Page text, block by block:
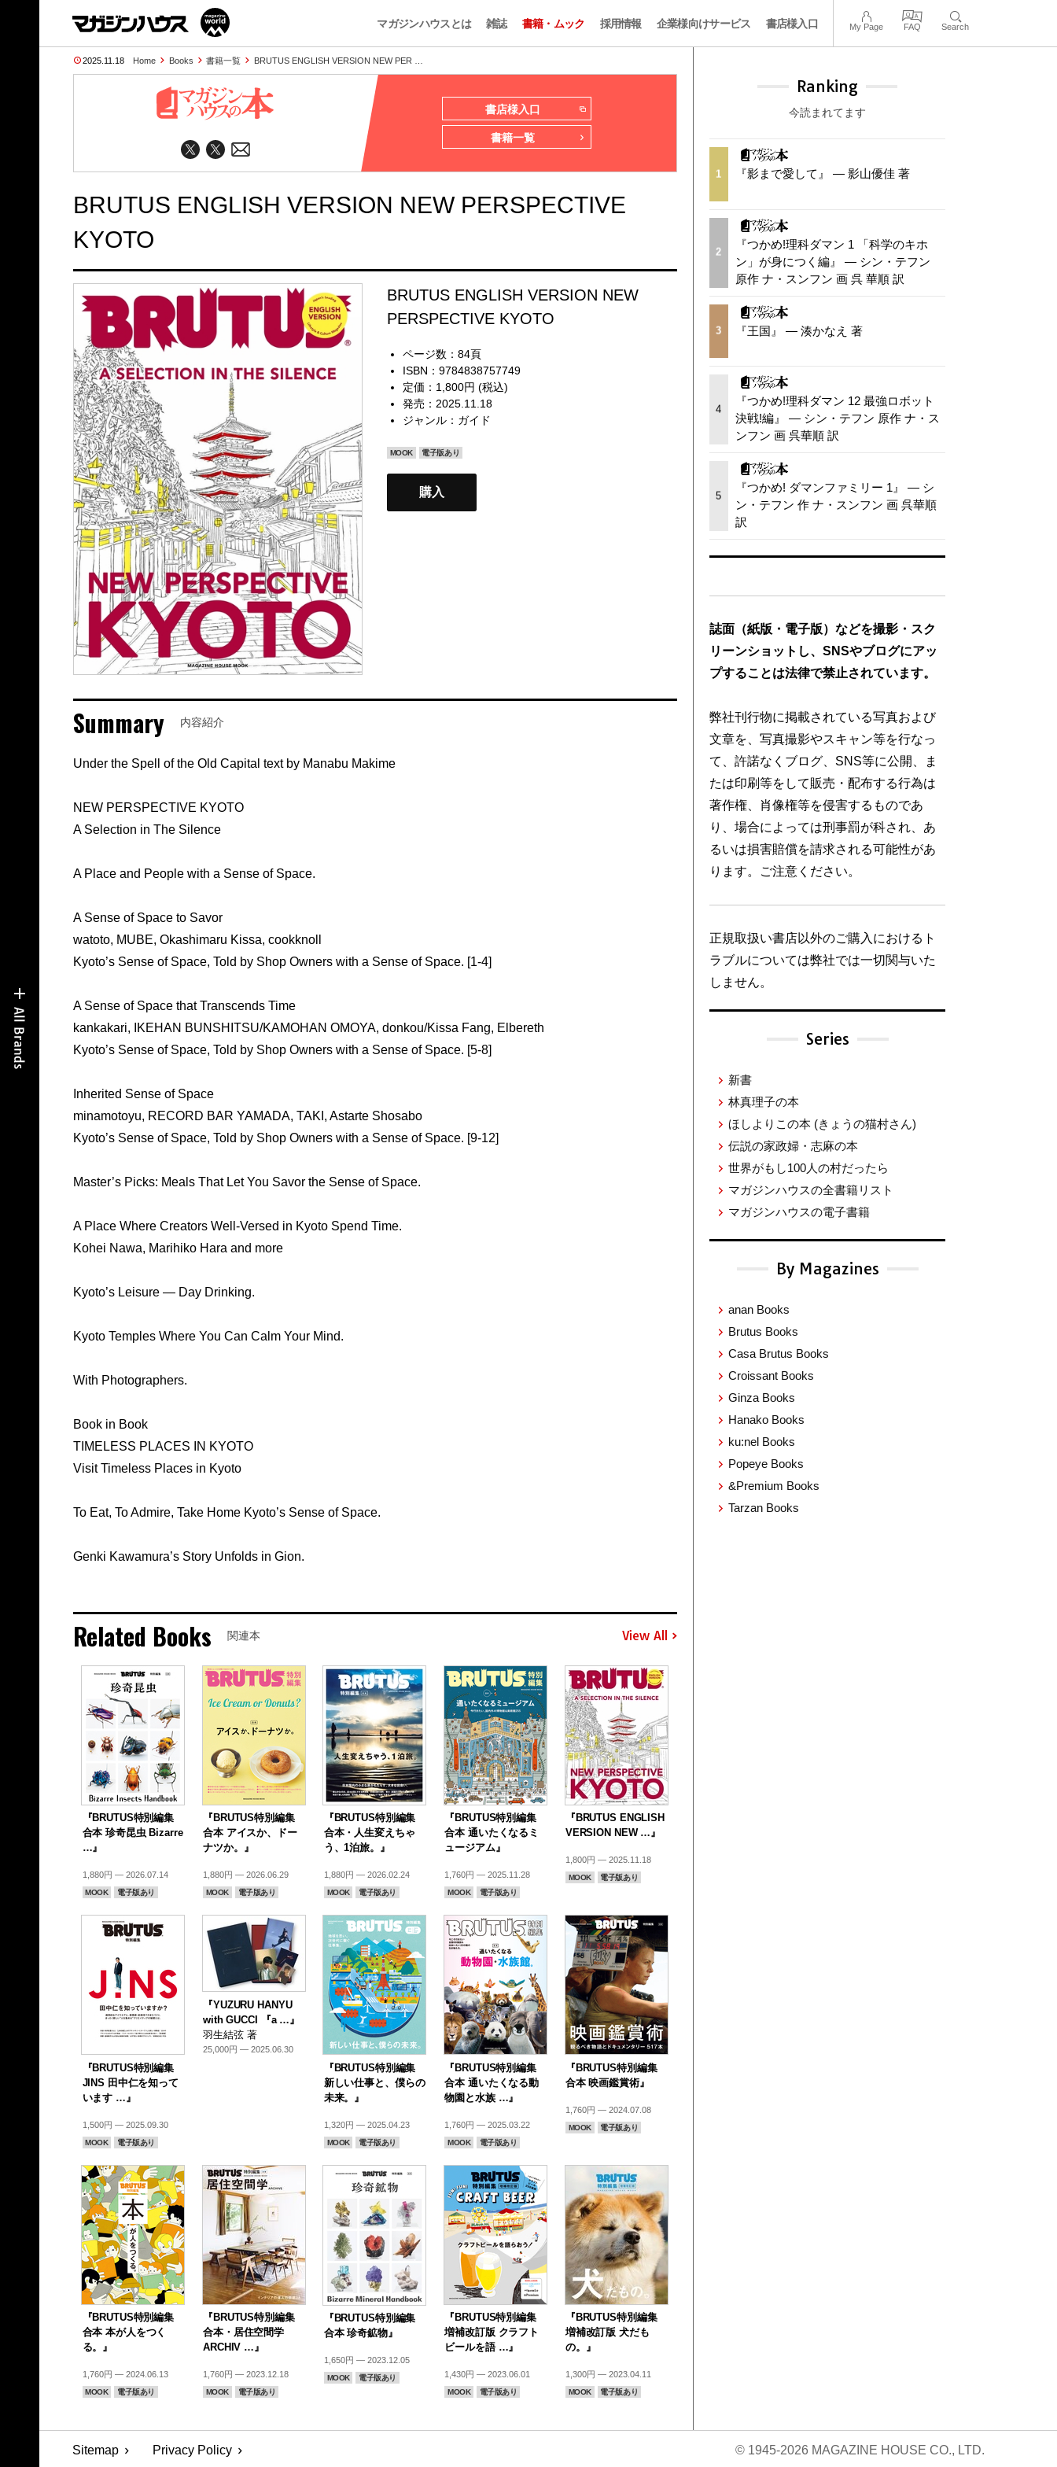
マガジンハウスとは 雑誌 書籍・ムック 採用情報 企業様向けサービス 書店様入口 My Page FAQ Search
2025.11.18 Home Books 書籍一覧 BRUTUS ENGLISH VERSION NEW PER …
書店様入口
書籍一覧
BRUTUS ENGLISH VERSION NEW PERSPECTIVE
KYOTO
BRUTUS ENGLISH VERSION NEW
PERSPECTIVE KYOTO
ページ数：84頁
ISBN：9784838757749
定価：1,800円 (税込)
発売：2025.11.18
ジャンル： ガイド
MOOK 電子版あり
購入
Summary 内容紹介
Under the Spell of the Old Capital text by Manabu Makime
NEW PERSPECTIVE KYOTO
A Selection in The Silence
A Place and People with a Sense of Space.
A Sense of Space to Savor
watoto, MUBE, Okashimaru Kissa, cookknoll
Kyoto’s Sense of Space, Told by Shop Owners with a Sense of Space. [1-4]
A Sense of Space that Transcends Time
kankakari, IKEHAN BUNSHITSU/KAMOHAN OMOYA, donkou/Kissa Fang, Elbereth
Kyoto’s Sense of Space, Told by Shop Owners with a Sense of Space. [5-8]
Inherited Sense of Space
minamotoyu, RECORD BAR YAMADA, TAKI, Astarte Shosabo
Kyoto’s Sense of Space, Told by Shop Owners with a Sense of Space. [9-12]
Master’s Picks: Meals That Let You Savor the Sense of Space.
A Place Where Creators Well-Versed in Kyoto Spend Time.
Kohei Nawa, Marihiko Hara and more
Kyoto’s Leisure ― Day Drinking.
Kyoto Temples Where You Can Calm Your Mind.
With Photographers.
Book in Book
TIMELESS PLACES IN KYOTO
Visit Timeless Places in Kyoto
To Eat, To Admire, Take Home Kyoto’s Sense of Space.
Genki Kawamura’s Story Unfolds in Gion.
Related Books 関連本 View All
『BRUTUS特別編集
合本 珍奇昆虫 Bizarre
…』
1,880円 — 2026.07.14
MOOK 電子版あり
『BRUTUS特別編集
合本 アイスか、ドー
ナツか。』
1,880円 — 2026.06.29
MOOK 電子版あり
『BRUTUS特別編集
合本・人生変えちゃ
う、1泊旅。』
1,880円 — 2026.02.24
MOOK 電子版あり
『BRUTUS特別編集
合本 通いたくなるミ
ュージアム』
1,760円 — 2025.11.28
MOOK 電子版あり
『BRUTUS ENGLISH
VERSION NEW …』
1,800円 — 2025.11.18
MOOK 電子版あり
『BRUTUS特別編集
JINS 田中仁を知って
います …』
1,500円 — 2025.09.30
MOOK 電子版あり
『YUZURU HANYU
with GUCCI 『a …』
羽生結弦 著
25,000円 — 2025.06.30
『BRUTUS特別編集
新しい仕事と、僕らの
未来。』
1,320円 — 2025.04.23
MOOK 電子版あり
『BRUTUS特別編集
合本 通いたくなる動
物園と水族 …』
1,760円 — 2025.03.22
MOOK 電子版あり
『BRUTUS特別編集
合本 映画鑑賞術』
1,760円 — 2024.07.08
MOOK 電子版あり
『BRUTUS特別編集
合本 本が人をつく
る。』
1,760円 — 2024.06.13
MOOK 電子版あり
『BRUTUS特別編集
合本・居住空間学
ARCHIV …』
1,760円 — 2023.12.18
MOOK 電子版あり
『BRUTUS特別編集
合本 珍奇鉱物』
1,650円 — 2023.12.05
MOOK 電子版あり
『BRUTUS特別編集
増補改訂版 クラフト
ビールを語 …』
1,430円 — 2023.06.01
MOOK 電子版あり
『BRUTUS特別編集
増補改訂版 犬だも
の。』
1,300円 — 2023.04.11
MOOK 電子版あり
Ranking
今読まれてます
1 『影まで愛して』 — 影山優佳 著
2
『つかめ!理科ダマン 1 「科学のキホ
ン」が身につく編』 — シン・テフン
原作 ナ・スンフン 画 呉 華順 訳
3 『王国』 — 湊かなえ 著
4
『つかめ!理科ダマン 12 最強ロボット
決戦!編』 — シン・テフン 原作 ナ・ス
ンフン 画 呉華順 訳
5
『つかめ! ダマンファミリー 1』 — シ
ン・テフン 作 ナ・スンフン 画 呉華順
訳
誌面（紙版・電子版）などを撮影・スク
リーンショットし、SNSやブログにアッ
プすることは法律で禁止されています。
弊社刊行物に掲載されている写真および
文章を、写真撮影やスキャン等を行なっ
て、許諾なくブログ、SNS等に公開、ま
たは印刷等をして販売・配布する行為は
著作権、肖像権等を侵害するものであ
り、場合によっては刑事罰が科され、あ
るいは損害賠償を請求される可能性があ
ります。ご注意ください。
正規取扱い書店以外のご購入におけるト
ラブルについては弊社では一切関与いた
しません。
Series
新書
林真理子の本
ほしよりこの本 (きょうの猫村さん)
伝説の家政婦・志麻の本
世界がもし100人の村だったら
マガジンハウスの全書籍リスト
マガジンハウスの電子書籍
By Magazines
anan Books
Brutus Books
Casa Brutus Books
Croissant Books
Ginza Books
Hanako Books
ku:nel Books
Popeye Books
&Premium Books
Tarzan Books
Sitemap Privacy Policy © 1945-2026 MAGAZINE HOUSE CO., LTD.